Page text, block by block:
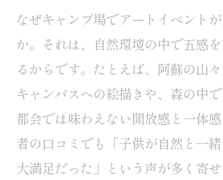
親子で参加できる菊陽
クショップ
家族で参加したい夏のキャン
家族で楽しむキャンプ場
ベント
キャンプ場アートイベン
の思い出作り
なぜキャンプ場でアートイベント
か。それは、自然環境の中で五感
るからです。たとえば、阿蘇の山
キャンバスへの絵描きや、森の中で
都会では味わえない開放感と一体
者の口コミでも「子供が自然と一
大満足だった」という声が多く寄せ